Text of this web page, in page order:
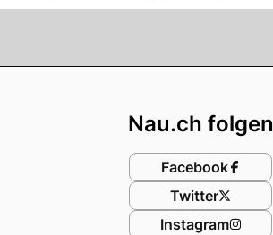
Nau.ch folgen
Facebook
Twitter
Instagram